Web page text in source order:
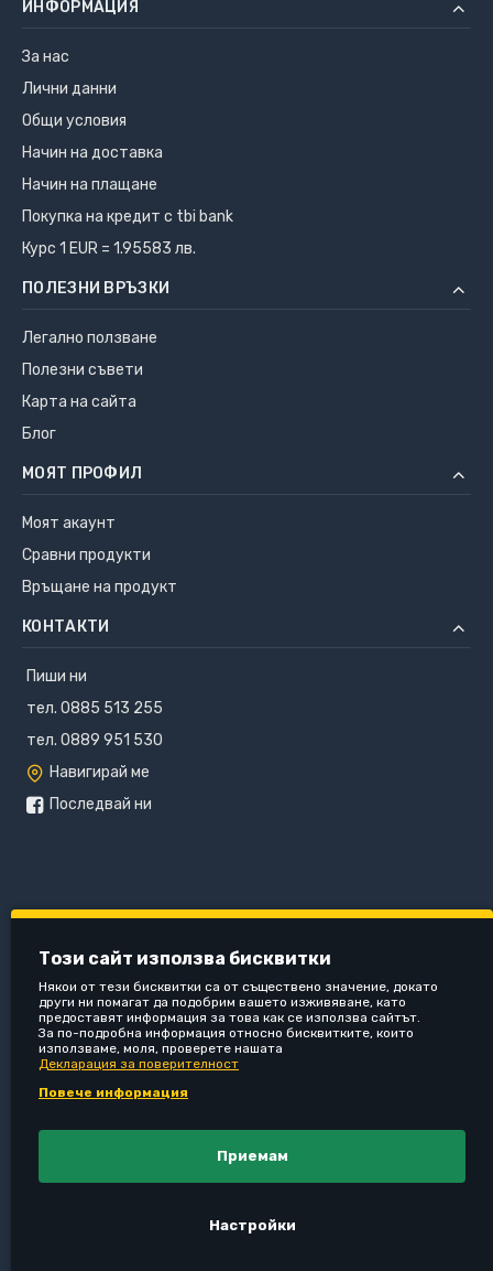
ИНФОРМАЦИЯ
За нас
Лични данни
Общи условия
Начин на доставка
Начин на плащане
Покупка на кредит с tbi bank
Курс 1 EUR = 1.95583 лв.
ПОЛЕЗНИ ВРЪЗКИ
Легално ползване
Полезни съвети
Карта на сайта
Блог
МОЯТ ПРОФИЛ
Моят акаунт
Сравни продукти
Връщане на продукт
КОНТАКТИ
Пиши ни
тел. 0885 513 255
тел. 0889 951 530
Навигирай ме
Последвай ни
Този сайт използва бисквитки
Някои от тези бисквитки са от съществено значение, докато
други ни помагат да подобрим вашето изживяване, като
предоставят информация за това как се използва сайтът.
За по-подробна информация относно бисквитките, които
използваме, моля, проверете нашата
Декларация за поверителност
Повече информация
Приемам
Настройки